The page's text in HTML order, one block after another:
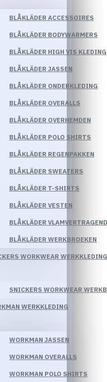
BLÅKLÄDER ACCESSOIRES
BLÅKLÄDER BODYWARMERS
BLÅKLÄDER HIGH VIS KLEDING
BLÅKLÄDER JASSEN
BLÅKLÄDER ONDERKLEDING
BLÅKLÄDER OVERALLS
BLÅKLÄDER OVERHEMDEN
BLÅKLÄDER POLO SHIRTS
BLÅKLÄDER REGENPAKKEN
BLÅKLÄDER SWEATERS
BLÅKLÄDER T-SHIRTS
BLÅKLÄDER VESTEN
BLÅKLÄDER
BLÅKLÄDER WERKBROEKEN
WORKWEAR WERKKLEDING
SNICKERS WORKWEAR
WERKKLEDING
WORKMAN JASSEN
WORKMAN OVERALLS
WORKMAN POLO SHIRTS